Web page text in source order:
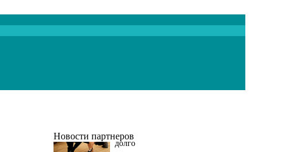
Новости партнеров
Скрытая камера на